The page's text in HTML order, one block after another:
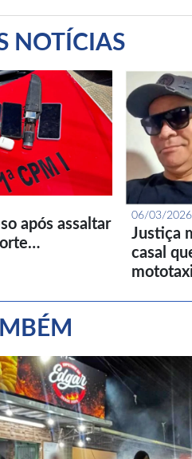
NOTÍCIAS
após assaltar
06/03/2026
Justiça
casal